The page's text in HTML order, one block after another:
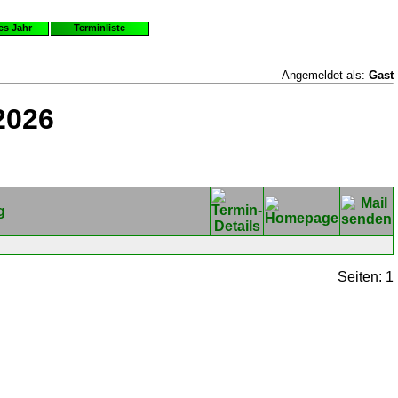
Jahr Terminliste
Angemeldet als: Gast
Seiten: 1